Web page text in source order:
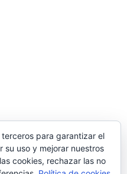
para garantizar el
su uso y mejorar nuestros
cookies, rechazar las no